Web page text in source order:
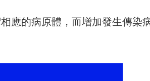
應的病原體，而增加發生傳染